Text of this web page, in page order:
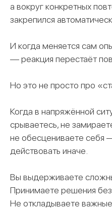
а вокруг конкретных
закрепился
И когда меняется сам
— реакция перестаёт
Но это не просто про
Когда в напряжённой
срываетесь, не
не обесцениваете себя
действовать иначе.
Вы выдерживаете
Принимаете решения без
Не откладываете важные